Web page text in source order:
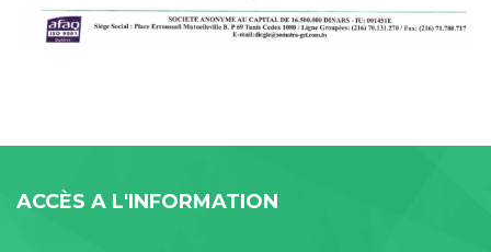
ACCÈS A L'INFORMATION